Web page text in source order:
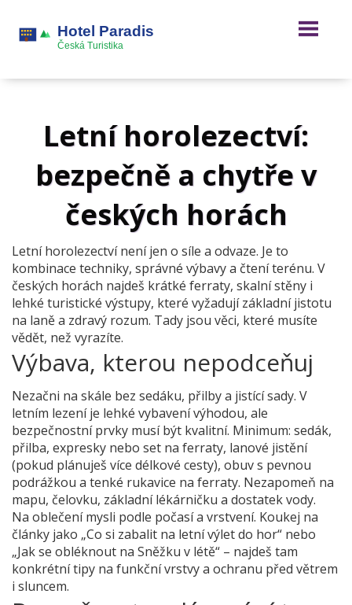
Letní horolezectví:
bezpečně a chytře v
českých horách
Letní horolezectví není jen o síle a odvaze. Je to
kombinace techniky, správné výbavy a čtení terénu. V
českých horách najdeš krátké ferraty, skalní stěny i
lehké turistické výstupy, které vyžadují základní jistotu
na laně a zdravý rozum. Tady jsou věci, které musíte
vědět, než vyrazíte.
Výbava, kterou nepodceňuj
Nezačni na skále bez sedáku, přilby a jistící sady. V
letním lezení je lehké vybavení výhodou, ale
bezpečnostní prvky musí být kvalitní. Minimum: sedák,
přilba, expresky nebo set na ferraty, lanové jistění
(pokud plánuješ více délkové cesty), obuv s pevnou
podrážkou a tenké rukavice na ferraty. Nezapomeň na
mapu, čelovku, základní lékárničku a dostatek vody.
Na oblečení mysli podle počasí a vrstvení. Koukej na
články jako „Co si zabalit na letní výlet do hor“ nebo
„Jak se obléknout na Sněžku v létě“ – najdeš tam
konkrétní tipy na funkční vrstvy a ochranu před větrem
i sluncem.